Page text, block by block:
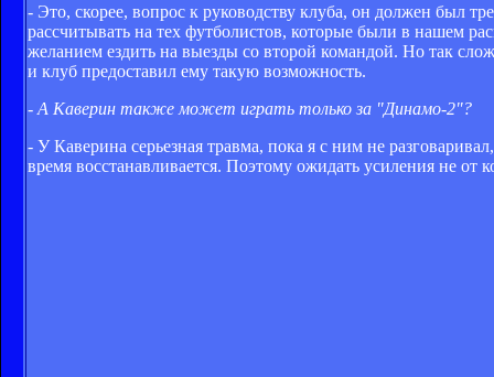
- Это, скорее, вопрос к руководству клуба, он должен был
рассчитывать на тех футболистов, которые были в нашем
желанием ездить на выезды со второй командой. Но так
и клуб предоставил ему такую возможность.
- А Каверин также может играть только за "Динамо-2"?
- У Каверина серьезная травма, пока я с ним не
время восстанавливается. Поэтому ожидать усиления не от